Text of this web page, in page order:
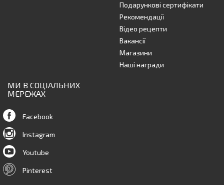
Подарункові сертифікати
Рекомендації
Відео рецепти
Вакансії
Магазини
Наші награди
МИ В СОЦІАЛЬНИХ
МЕРЕЖАХ
Facebook
Instagram
Youtube
Pinterest